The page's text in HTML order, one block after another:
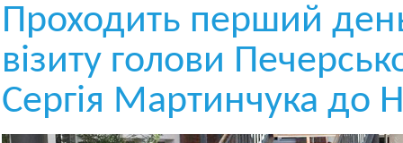
Проходить перший
візиту голови
Сергія Мартинчука до